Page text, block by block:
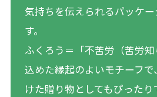
気持ちを伝えられるパッケ
す。
ふくろう＝「不苦労（苦労
込めた縁起のよいモチーフ
けた贈り物としてもぴったり